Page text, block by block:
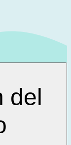
del